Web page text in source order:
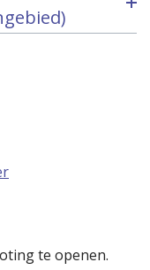
te openen.